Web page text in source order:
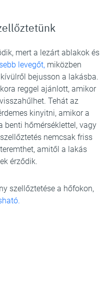
mert a lezárt ablakok és
levegőt, miközben
bejusson a lakásba.
reggel ajánlott, amikor
Tehát az
kinyitni, amikor a
benti hőmérséklettel, vagy
nemcsak friss
amitől a lakás
érződik.
szellőztetése a hőfokon,